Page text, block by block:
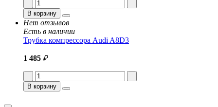
В корзину
Нет отзывов
Есть в наличии
Трубка компрессора Audi A8D3
1 485 ₽
В корзину